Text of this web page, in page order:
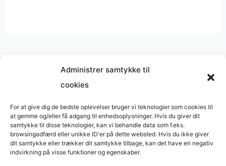
Administrer samtykke til
cookies
For at give dig de bedste oplevelser bruger vi teknologier som cookies til
at gemme og/eller få adgang til enhedsoplysninger. Hvis du giver dit
samtykke til disse teknologier, kan vi behandle data som f.eks.
browsingadfærd eller unikke ID'er på dette websted. Hvis du ikke giver
dit samtykke eller trækker dit samtykke tilbage, kan det have en negativ
indvirkning på visse funktioner og egenskaber.
Musik på
Copyright © 2026 BasimWorld
Udviklet afWebbureau.dk
Bygget medWordPress